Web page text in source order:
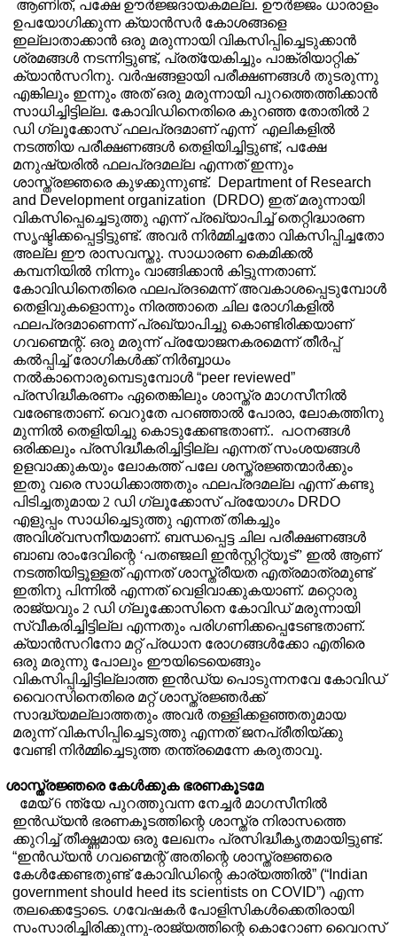
ആണിത്, പക്ഷേ ഊർജ്ജദായകമല്ല. ഊർജ്ജം ധാരാളം
ഉപയോഗിക്കുന്ന ക്യാൻസർ കോശങ്ങളെ
ഇല്ലാതാക്കാൻ ഒരു മരുന്നായി വികസിപ്പിച്ചെടുക്കാൻ
ശ്രമങ്ങൾ നടന്നിട്ടുണ്ട്, പ്രത്യേകിച്ചും പാങ്ക്രിയാറ്റിക്
ക്യാൻസറിനു. വർഷങ്ങളായി പരീക്ഷണങ്ങൾ തുടരുന്നു
എങ്കിലും ഇന്നും അത് ഒരു മരുന്നായി പുറത്തെത്തിക്കാൻ
സാധിച്ചിട്ടില്ല. കോവിഡിനെതിരെ കുറഞ്ഞ തോതിൽ 2
ഡി ഗ്ലൂക്കോസ് ഫലപ്രദമാണ് എന്ന് എലികളിൽ
നടത്തിയ പരീക്ഷണങ്ങൾ തെളിയിച്ചിട്ടുണ്ട്, പക്ഷേ
മനുഷ്യരിൽ ഫലപ്രദമല്ല എന്നത് ഇന്നും
ശാസ്ത്രജ്ഞരെ കുഴക്കുന്നുണ്ട്. Department of Research
and Development organization (DRDO) ഇത് മരുന്നായി
വികസിപ്പെച്ചെടുത്തു എന്ന് പ്രഖ്യാപിച്ച് തെറ്റിദ്ധാരണ
സൃഷ്ടിക്കപ്പെട്ടിട്ടുണ്ട്. അവർ നിർമ്മിച്ചതോ വികസിപ്പിച്ചതോ
അല്ല ഈ രാസവസ്തു. സാധാരണ കെമിക്കൽ
കമ്പനിയിൽ നിന്നും വാങ്ങിക്കാൻ കിട്ടുന്നതാണ്.
കോവിഡിനെതിരെ ഫലപ്രദമെന്ന് അവകാശപ്പെടുമ്പോൾ
തെളിവുകളൊന്നും നിരത്താതെ ചില രോഗികളിൽ
ഫലപ്രദമാണെന്ന് പ്രഖ്യാപിച്ചു കൊണ്ടിരിക്കയാണ്
ഗവണ്മെന്റ്. ഒരു മരുന്ന് പ്രയോജനകരമെന്ന് തീർപ്പ്
കൽപ്പിച്ച് രോഗികൾക്ക് നിർബ്ബാധം
നൽകാനൊരുമ്പെടുമ്പോൾ “peer reviewed”
പ്രസിദ്ധീകരണം ഏതെങ്കിലും ശാസ്ത്ര മാഗസീനിൽ
വരേണ്ടതാണ്. വെറുതേ പറഞ്ഞാൽ പോരാ, ലോകത്തിനു
മുന്നിൽ തെളിയിച്ചു കൊടുക്കേണ്ടതാണ്.. പഠനങ്ങൾ
ഒരിക്കലും പ്രസിദ്ധീകരിച്ചിട്ടില്ല എന്നത് സംശയങ്ങൾ
ഉളവാക്കുകയും ലോകത്ത് പലേ ശസ്ത്രജ്ഞന്മാർക്കും
ഇതു വരെ സാധിക്കാത്തതും ഫലപ്രദമല്ല എന്ന് കണ്ടു
പിടിച്ചതുമായ 2 ഡി ഗ്ലൂക്കോസ് പ്രയോഗം DRDO
എളുപ്പം സാധിച്ചെടുത്തു എന്നത് തികച്ചും
അവിശ്വസനീയമാണ്. ബന്ധപ്പെട്ട ചില പരീക്ഷണങ്ങൾ
ബാബ രാംദേവിന്റെ ‘പതഞ്ജലി ഇൻസ്റ്റിറ്റ്യൂട്” ഇൽ ആണ്
നടത്തിയിട്ടൂള്ളത് എന്നത് ശാസ്ത്രീയത എത്രമാത്രമുണ്ട്
ഇതിനു പിന്നിൽ എന്നത് വെളിവാക്കുകയാണ്. മറ്റൊരു
രാജ്യവും 2 ഡി ഗ്ലൂക്കോസിനെ കോവിഡ് മരുന്നായി
സ്വീകരിച്ചിട്ടില്ല എന്നതും പരിഗണിക്കപ്പെടേണ്ടതാണ്.
ക്യാൻസറിനോ മറ്റ് പ്രധാന രോഗങ്ങൾക്കോ എതിരെ
ഒരു മരുന്നു പോലും ഈയിടെയെങ്ങും
വികസിപ്പിച്ചിട്ടില്ലാത്ത ഇൻഡ്യ പൊടുന്നനവേ കോവിഡ്
വൈറസിനെതിരെ മറ്റ് ശാസ്ത്രജ്ഞർക്ക്
സാദ്ധ്യമല്ലാത്തതും അവർ തള്ളിക്കളഞ്ഞതുമായ
മരുന്ന് വികസിപ്പിച്ചെടുത്തു എന്നത് ജനപ്രീതിയ്ക്കു
വേണ്ടി നിർമ്മിച്ചെടുത്ത തന്ത്രമെന്നേ കരുതാവൂ.
ശാസ്ത്രജ്ഞരെ കേൾക്കുക ഭരണകൂടമേ
മേയ് 6 ന്ത്യേ പുറത്തുവന്ന നേച്ചർ മാഗസീനിൽ
ഇൻഡ്യൻ ഭരണകൂടത്തിന്റെ ശാസ്ത്ര നിരാസത്തെ
ക്കുറിച്ച് തീക്ഷ്ണമായ ഒരു ലേഖനം പ്രസിദ്ധീകൃതമായിട്ടുണ്ട്.
“ഇൻഡ്യൻ ഗവണ്മെന്റ്അതിന്റെ ശാസ്ത്രജ്ഞരെ
കേൾക്കേണ്ടതുണ്ട് കോവിഡിന്റെ കാര്യത്തിൽ” (“Indian
government should heed its scientists on COVID”) എന്ന
തലക്കെട്ടോടെ. ഗവേഷകർ പോളിസികൾക്കെതിരായി
സംസാരിച്ചിരിക്കുന്നു-രാജ്യത്തിന്റെ കൊറോണ വൈറസ്